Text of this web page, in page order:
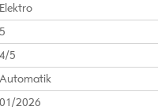
Elektro
5
4/5
Automatik
01/2026